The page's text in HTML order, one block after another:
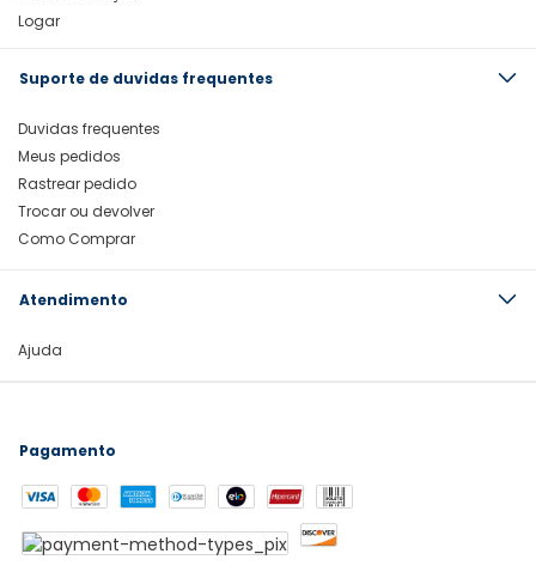
Logar
Suporte de duvidas frequentes
Duvidas frequentes
Meus pedidos
Rastrear pedido
Trocar ou devolver
Como Comprar
Atendimento
Ajuda
Pagamento